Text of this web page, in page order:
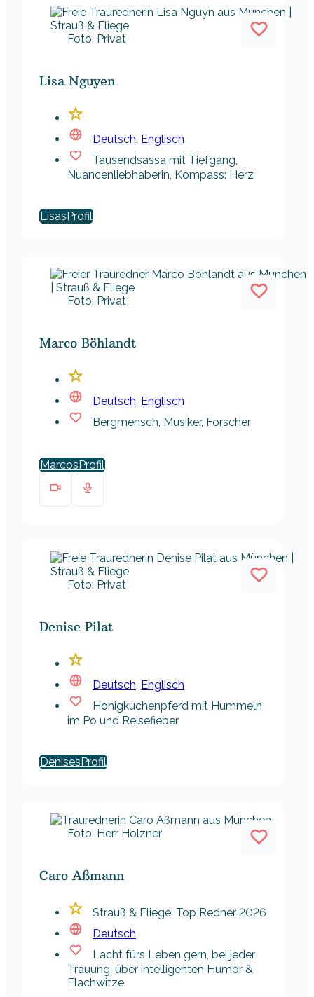
Foto: Privat
Lisa Nguyen
Deutsch, Englisch
Tausendsassa mit Tiefgang,
Nuancenliebhaberin, Kompass: Herz
Lisas
Foto: Privat
Marco Böhlandt
Deutsch, Englisch
Bergmensch, Musiker, Forscher
Marcos
Foto: Privat
Denise Pilat
Deutsch, Englisch
Honigkuchenpferd mit Hummeln
im Po und Reisefieber
Denises
Foto: Herr Holzner
Caro Aßmann
Strauß & Fliege: Top Redner 2026
Deutsch
Lacht fürs Leben gern, bei jeder
Trauung, über intelligenten Humor &
Flachwitze